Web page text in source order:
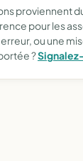
proviennent
pour les
ou une
?